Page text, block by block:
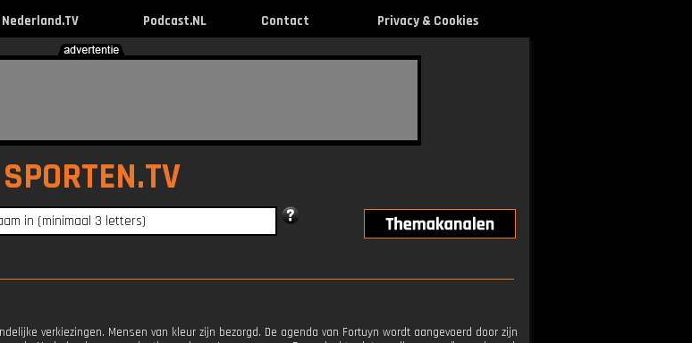
Nederland.TV Podcast.NL Contact Privacy & Cookies
SPORTEN.TV
verkiezingen. Mensen van kleur zijn bezorgd. De agenda van Fortuyn wordt aangevoerd door zijn